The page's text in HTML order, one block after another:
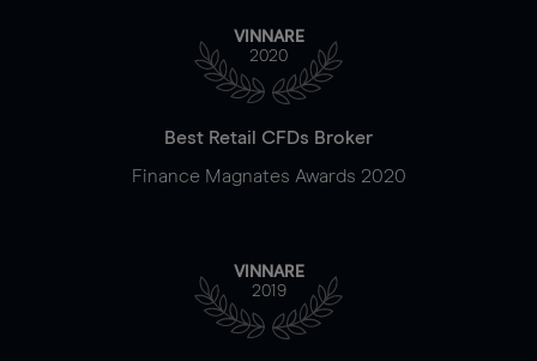
VINNARE
2020
Best Retail CFDs Broker
Finance Magnates Awards 2020
VINNARE
2019